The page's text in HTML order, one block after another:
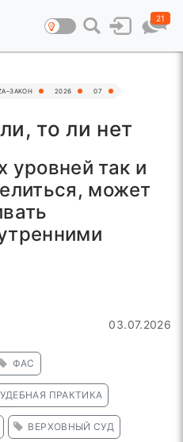
21
2026 07
то ли нет
уровней так и
может
03.07.2026
ФАС
ПРАКТИКА
ВЕРХОВНЫЙ СУД